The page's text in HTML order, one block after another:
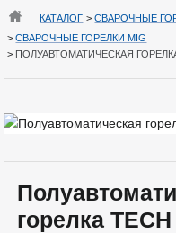
КАТАЛОГ >СВАРОЧНЫЕ
>СВАРОЧНЫЕ ГОРЕЛКИ MIG
> ПОЛУАВТОМАТИЧЕСКАЯ ГОРЕЛКА
горелка